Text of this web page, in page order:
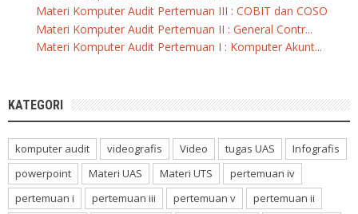
Materi Komputer Audit Pertemuan III : COBIT dan COSO
Materi Komputer Audit Pertemuan II : General Contr...
Materi Komputer Audit Pertemuan I : Komputer Akunt...
KATEGORI
komputer audit videografis Video tugas UAS
Infografis
powerpoint
Materi UAS Materi UTS
pertemuan iv
pertemuan i
pertemuan iii pertemuan v pertemuan ii